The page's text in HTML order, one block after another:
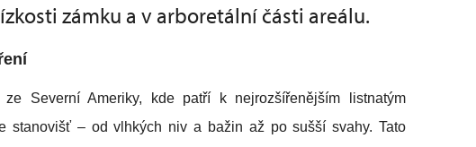
zámku a v arboretální části areálu.
Severní Ameriky, kde patří k nejrozšířenějším listnatým
stanovišť – od vlhkých niv a bažin až po sušší svahy. Tato